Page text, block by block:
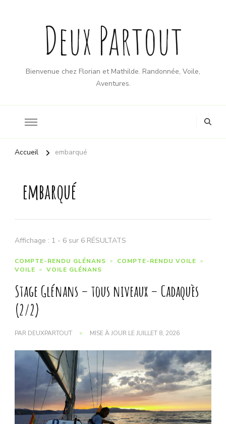
Deux Partout
Bienvenue chez Florian et Mathilde. Randonnée, Voile,
Aventures.
Accueil embarqué
embarqué
Affichage : 1 - 6 sur 6 RÉSULTATS
COMPTE-RENDU GLÉNANS
COMPTE-RENDU VOILE
VOILE
VOILE GLÉNANS
Stage Glénans – tous niveaux – Cadaquès
(2/2)
PAR DEUXPARTOUT MISE À JOUR LEJUILLET 8, 2026